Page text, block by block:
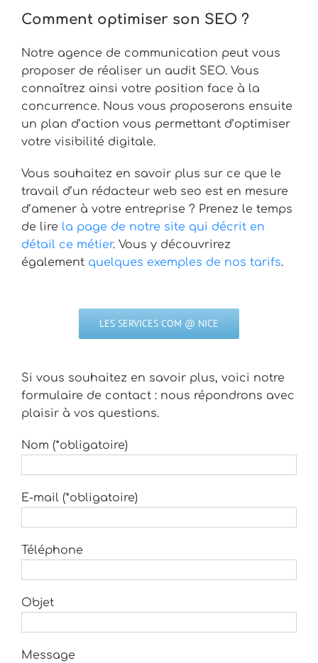
Comment optimiser son SEO ?
Notre agence de communication peut vous
proposer de réaliser un audit SEO. Vous
connaîtrez ainsi votre position face à la
concurrence. Nous vous proposerons ensuite
un plan d’action vous permettant d’optimiser
votre visibilité digitale.
Vous souhaitez en savoir plus sur ce que le
travail d’un rédacteur web seo est en mesure
d’amener à votre entreprise ? Prenez le temps
de lire la page de notre site qui décrit en
détail ce métier. Vous y découvrirez
également quelques exemples de nos tarifs.
LES SERVICES COM @ NICE
Si vous souhaitez en savoir plus, voici notre
formulaire de contact : nous répondrons avec
plaisir à vos questions.
Nom (*obligatoire)
E-mail (*obligatoire)
Téléphone
Objet
Message